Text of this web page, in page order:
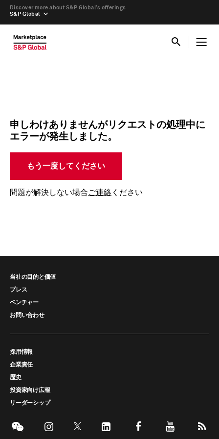
S&P Global
Discover more about S&P Global’s offerings
申しわけありませんがリクエストの処理中に
エラーが発生しました。
もう一度してください
問題が解決しない場合ご連絡 ください
当社の目的と価値
プレス
ベンチャー
お問い合わせ
採用情報
企業責任
歴史
投資家向け広報
リーダーシップ